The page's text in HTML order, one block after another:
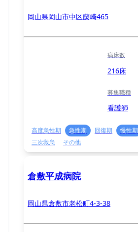
岡山県岡山市中区藤崎465
病床数
216床
募集職種
看護師
高度急性期 急性期 回復期 慢性期
三次救急
その他
倉敷平成病院
岡山県倉敷市老松町4-3-38